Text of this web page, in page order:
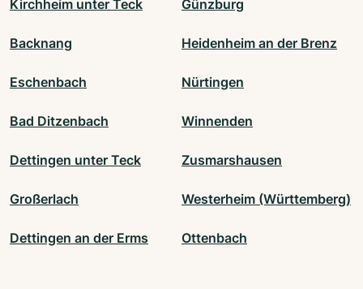
Kirchheim unter Teck Günzburg
Backnang Heidenheim an der Brenz
Eschenbach Nürtingen
Bad Ditzenbach Winnenden
Dettingen unter Teck Zusmarshausen
Großerlach Westerheim (Württemberg)
Dettingen an der Erms Ottenbach